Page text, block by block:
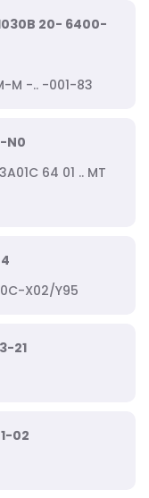
1030B 20- 6400-
M -.. -001-83
N0
64 01 .. MT
X02/Y95
21
02